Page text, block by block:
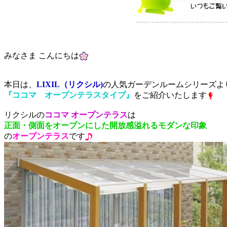
みなさま こんにちは
本日は、 LIXIL（リクシル)の人気ガーデンルームシリーズよ
『ココマ オープンテラスタイプ』
をご紹介いたします
リクシルのココマ オープンテラスは
正面・側面をオープンにした開放感溢れるモダンな印象
のオープンテラスです